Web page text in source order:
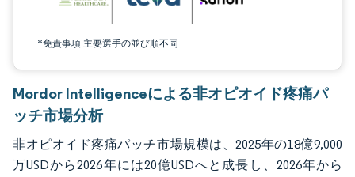
*免責事項:主要選手の並び順不同
Mordor Intelligenceによる非オピオイド疼痛パ
ッチ市場分析
非オピオイド疼痛パッチ市場規模は、2025年の18億9,000
万USDから2026年には20億USDへと成長し、2026年から